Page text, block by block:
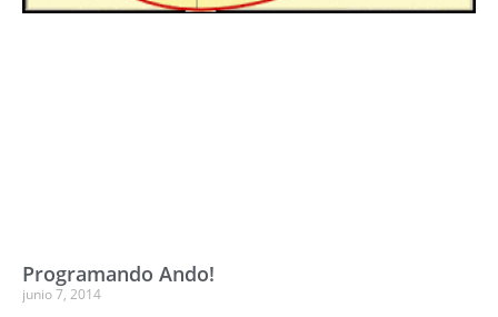
Programando Ando!
junio 7, 2014